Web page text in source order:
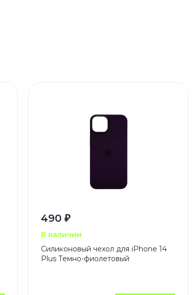
490 ₽
В наличии
Силиконовый чехол для iPhone 14
Plus Темно-фиолетовый